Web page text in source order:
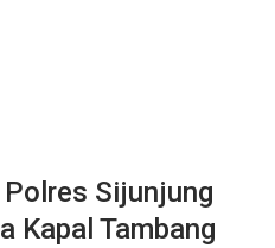
Sijunjung
Kapal Tambang